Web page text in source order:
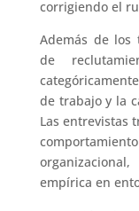
corrigiendo el
Además de los
de
de trabajo y la
Las entrevistas
empírica en